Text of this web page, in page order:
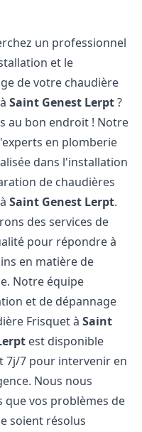
un professionnel
et le
de votre chaudière
Saint Genest Lerpt?
au bon endroit ! Notre
en plomberie
dans l'installation
de chaudières
Saint Genest Lerpt.
des services de
pour répondre à
en matière de
Notre équipe
et de dépannage
Frisquet àSaint
est disponible
7j/7 pour intervenir en
Nous nous
que vos problèmes de
soient résolus